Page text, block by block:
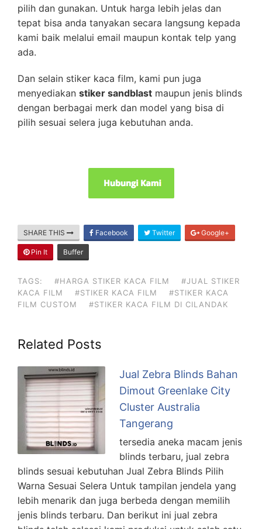
pilih dan gunakan. Untuk harga lebih jelas dan
tepat bisa anda tanyakan secara langsung kepada
kami baik melalui email maupun kontak telp yang
ada.
Dan selain stiker kaca film, kami pun juga
menyediakan stiker sandblast maupun jenis blinds
dengan berbagai merk dan model yang bisa di
pilih sesuai selera juga kebutuhan anda.
SHARE THIS Facebook Twitter Google+
Pin It Buffer
TAGS: #HARGA STIKER KACA FILM
#JUAL STIKER
KACA FILM
#STIKER KACA FILM
#STIKER KACA
FILM CUSTOM
#STIKER KACA FILM DI CILANDAK
Related Posts
Jual Zebra Blinds Bahan
Dimout Greenlake City
Cluster Australia
Tangerang
tersedia aneka macam jenis
blinds terbaru, jual zebra
blinds sesuai kebutuhan Jual Zebra Blinds Pilih
Warna Sesuai Selera Untuk tampilan jendela yang
lebih menarik dan juga berbeda dengan memilih
jenis blinds terbaru. Dan berikut ini jual zebra